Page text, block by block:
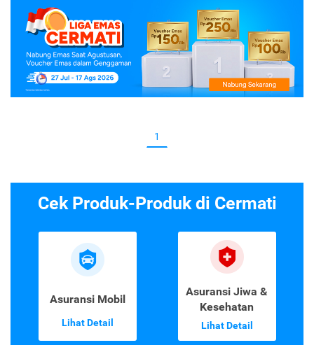
1
Cek Produk-Produk di Cermati
Asuransi Mobil
Lihat Detail
Asuransi Jiwa &
Kesehatan
Lihat Detail